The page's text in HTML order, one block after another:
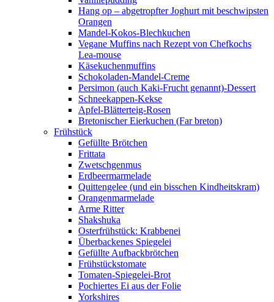
Hang op – abgetropfter Joghurt mit beschwipsten
Orangen
Mandel-Kokos-Blechkuchen
Vegane Muffins nach Rezept von Chefkochs
Lea-mouse
Käsekuchenmuffins
Schokoladen-Mandel-Creme
Persimon (auch Kaki-Frucht genannt)-Dessert
Schneekappen-Kekse
Apfel-Blätterteig-Rosen
Bretonischer Eierkuchen (Far breton)
Frühstück
Gefüllte Brötchen
Frittata
Zwetschgenmus
Erdbeermarmelade
Quittengelee (und ein bisschen Kindheitskram)
Orangenmarmelade
Arme Ritter
Shakshuka
Osterfrühstück: Krabbenei
Überbackenes Spiegelei
Gefüllte Aufbackbrötchen
Frühstückstomate
Tomaten-Spiegelei-Brot
Pochiertes Ei aus der Folie
Yorkshires